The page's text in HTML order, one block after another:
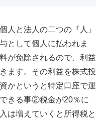
人と法人の二つの『人』
として個人に払われま
が免除されるので、利益
ます。その利益を株式投
かというと特定口座で運
きる事②税金が20％に
は増えていくと所得税と